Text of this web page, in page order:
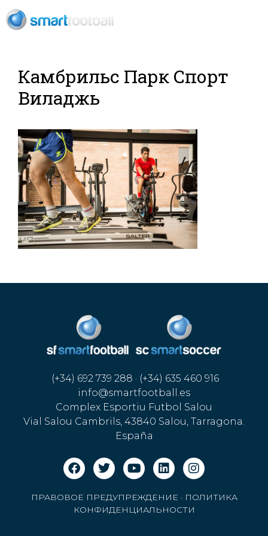
Камбрильс Парк Спорт
Виладжь
(+34) 692 739 288 · (+34) 635 460 916
info@smartfootball.es
Complex Esportiu Futbol Salou
Vial Salou Cambrils, 43840 Salou, Tarragona.
España
ПРАВОВОЕ ПРЕДУПРЕЖДЕНИЕ · ПОЛИТИКА
КОНФИДЕНЦИАЛЬНОСТИ